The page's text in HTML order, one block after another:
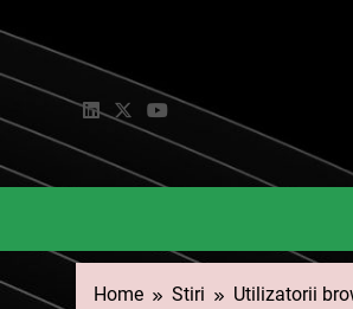
to
content
Home Stiri Utilizatorii